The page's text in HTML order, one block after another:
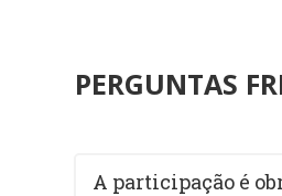
PERGUNTAS
A participação é